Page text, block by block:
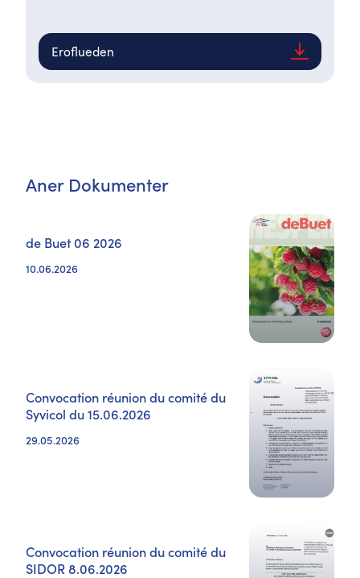
Eroflueden
Aner Dokumenter
de Buet 06 2026
10.06.2026
Convocation réunion du comité du
Syvicol du 15.06.2026
29.05.2026
Convocation réunion du comité du
SIDOR 8.06.2026